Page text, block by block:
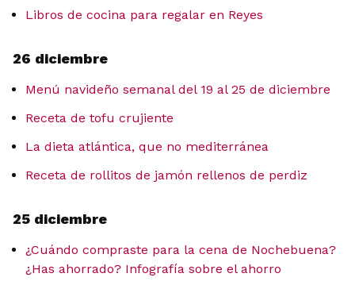
Libros de cocina para regalar en Reyes
26 diciembre
Menú navideño semanal del 19 al 25 de diciembre
Receta de tofu crujiente
La dieta atlántica, que no mediterránea
Receta de rollitos de jamón rellenos de perdiz
25 diciembre
¿Cuándo compraste para la cena de Nochebuena?
¿Has ahorrado? Infografía sobre el ahorro